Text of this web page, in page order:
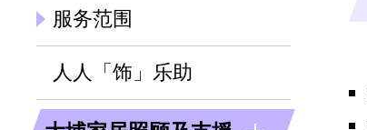
服务范围
人人「饰」乐助